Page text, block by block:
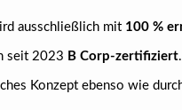
ausschließlich mit 100 %
seit 2023 B Corp-zertifiziert
Konzept ebenso wie